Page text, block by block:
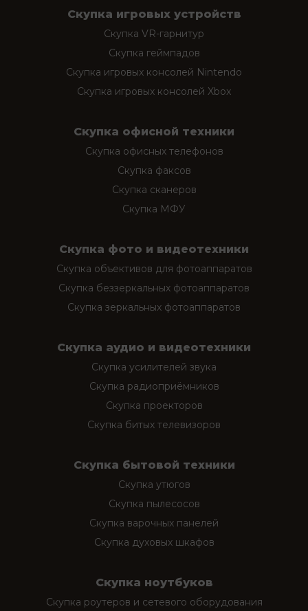
Скупка игровых устройств
Скупка VR-гарнитур
Скупка геймпадов
Скупка игровых консолей Nintendo
Скупка игровых консолей Xbox
Скупка офисной техники
Скупка офисных телефонов
Скупка факсов
Скупка сканеров
Скупка МФУ
Скупка фото и видеотехники
Скупка объективов для фотоаппаратов
Скупка беззеркальных фотоаппаратов
Скупка зеркальных фотоаппаратов
Скупка аудио и видеотехники
Скупка усилителей звука
Скупка радиоприёмников
Скупка проекторов
Скупка битых телевизоров
Скупка бытовой техники
Скупка утюгов
Скупка пылесосов
Скупка варочных панелей
Скупка духовых шкафов
Скупка ноутбуков
Скупка роутеров и сетевого оборудования